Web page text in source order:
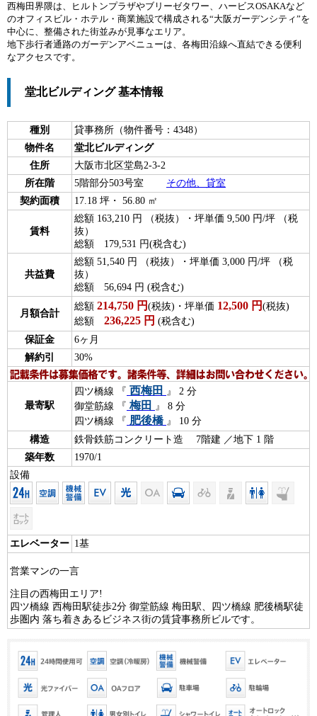
西梅田界隈は、ヒルトンプラザやブリーゼタワー、ハービスOSAKAなど
のオフィスビル・ホテル・商業施設で構成される“大阪ガーデンシティ”を
中心に、整備された街並みが見事なエリア。
地下歩行者通路のガーデンアベニューは、各梅田沿線へ直結できる便利
なアクセスです。
堂北ビルディング 基本情報
種別
貸事務所（物件番号：4348）
物件名
堂北ビルディング
住所
大阪市北区堂島2-3-2
所在階
5階部分503号室 その他、貸室
契約面積
17.18 坪・ 56.80 ㎡
賃料
総額 163,210 円 （税抜）・坪単価 9,500 円/坪 （税
抜）
総額 179,531 円(税含む)
共益費
総額 51,540 円 （税抜）・坪単価 3,000 円/坪 （税
抜）
総額 56,694 円 (税含む)
月額合計
総額 214,750 円 (税抜)・坪単価 12,500 円 (税抜)
総額 236,225 円 (税含む)
保証金
6ヶ月
解約引
30%
最寄駅
四ツ橋線 『 西梅田 』 2 分
御堂筋線 『 梅田 』 8 分
四ツ橋線 『 肥後橋 』 10 分
構造
鉄骨鉄筋コンクリート造 7階建 ／地下 1 階
築年数
1970/1
設備
エレベーター 1基
営業マンの一言
注目の西梅田エリア!
四ツ橋線 西梅田駅徒歩2分 御堂筋線 梅田駅、四ツ橋線 肥後橋駅徒
歩圏内 落ち着きあるビジネス街の賃貸事務所ビルです。